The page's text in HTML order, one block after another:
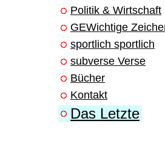
Politik & Wirtschaft
GEWichtige
sportlich sportlich
subverse Verse
Bücher
Kontakt
Das Letzte